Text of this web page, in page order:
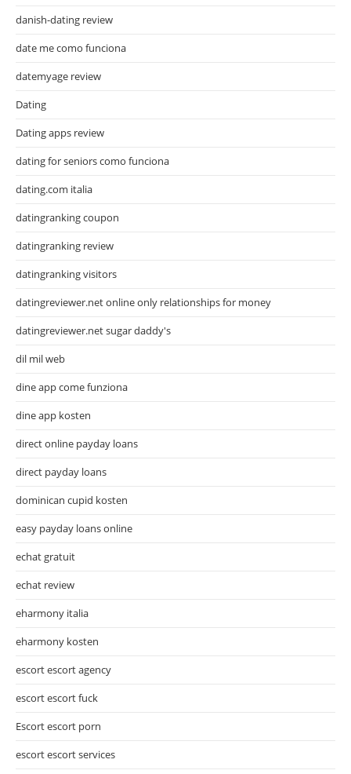
danish-dating review
date me como funciona
datemyage review
Dating
Dating apps review
dating for seniors como funciona
dating.com italia
datingranking coupon
datingranking review
datingranking visitors
datingreviewer.net online only relationships for money
datingreviewer.net sugar daddy's
dil mil web
dine app come funziona
dine app kosten
direct online payday loans
direct payday loans
dominican cupid kosten
easy payday loans online
echat gratuit
echat review
eharmony italia
eharmony kosten
escort escort agency
escort escort fuck
Escort escort porn
escort escort services